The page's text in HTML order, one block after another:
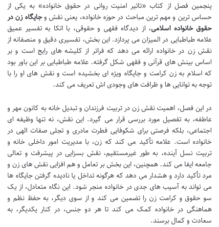
پنجمین فصل از کتاب «تاثیر امنیت روانی در حقوق خانواده» به یکی از
حساس ترین و مهم ترین مباحث در حوزه خانواده، یعنی نقش وجایگاه زن در
حقوق خانواده اسلامی، از دیدگاه فقهی و حقوقی، با اتکا به تفسیر عمیق
علامه طباطبایی در المیزان می پردازد. این بخش، تفسیری دقیق و منصفانه از
نقش زن در خانواده ارائه می دهد که فراتر از کلیشه های رایج است و بر
اساس بینش های قرآنی و فقهی شکل گرفته. علامه طباطبایی بر این باور بود
که اسلام به زن کرامت و جایگاه ویژه ای بخشیده است و نقش های او را با
توجه به توانایی ها و ظرافت های وجودی اش تعریف می کند.
در این فصل، اهمیت نقش زن در تربیت فرزندان و تبدیل خانه به کانون مهر و
عاطفه، به تفصیل مورد بررسی قرار می گیرد. این نقش، نه تنها وظیفه ای
اجتماعی، بلکه فرصتی برای شکوفایی فطرت مادری و تجلی صفات الهی در
خانواده است. علامه تأکید می کند که زن، با مدیریت امور داخلی خانه و
تربیت نسل آینده، به طور غیرمستقیم، نقش بسزایی در پیشرفت و تعالی
جامعه ایفا می کند. همچنین، این بخش بر تعامل و هم افزایی نقش های زن و
مرد تأکید دارد و هشدار می دهد که هرگونه تداخل یا نادیده گرفتن جایگاه ها
می تواند به آسیب های جدی در خانواده منجر شود. این نگاه متعادل، از یک
سو حقوق و کرامت زن را تضمین می کند و از سوی دیگر، به حفظ نظم و
هماهنگی در خانواده کمک می کند تا هر دو جنس، در کنار یکدیگر، به
سعادت و کمال برسند.